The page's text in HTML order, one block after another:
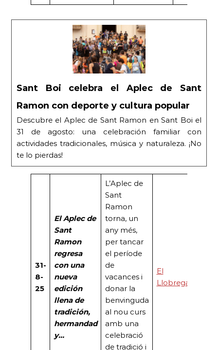
Sant Boi celebra el Aplec de Sant
Ramon con deporte y cultura popular
Descubre el Aplec de Sant Ramon en Sant Boi el
31 de agosto: una celebración familiar con
actividades tradicionales, música y naturaleza. ¡No
te lo pierdas!
31-
8-
25
El Aplec de
Sant
Ramon
regresa
con una
nueva
edición
llena de
tradición,
hermandad
y…
L’Aplec de
Sant
Ramon
torna, un
any més,
per tancar
el període
de
vacances i
donar la
benvinguda
al nou curs
amb una
celebració
de tradició i
El
Llobregat